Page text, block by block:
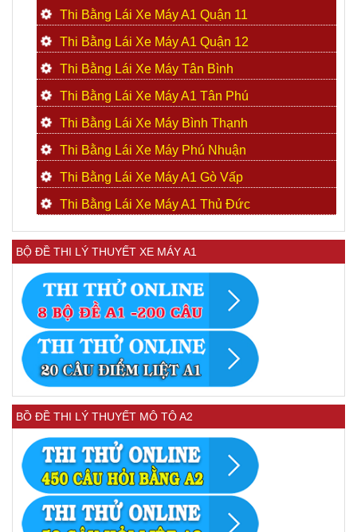
Thi Bằng Lái Xe Máy A1 Quận 11
Thi Bằng Lái Xe Máy A1 Quận 12
Thi Bằng Lái Xe Máy Tân Bình
Thi Bằng Lái Xe Máy A1 Tân Phú
Thi Bằng Lái Xe Máy Bình Thạnh
Thi Bằng Lái Xe Máy Phú Nhuận
Thi Bằng Lái Xe Máy A1 Gò Vấp
Thi Bằng Lái Xe Máy A1 Thủ Đức
BỘ ĐỀ THI LÝ THUYẾT XE MÁY A1
BỒ ĐỀ THI LÝ THUYẾT MÔ TÔ A2